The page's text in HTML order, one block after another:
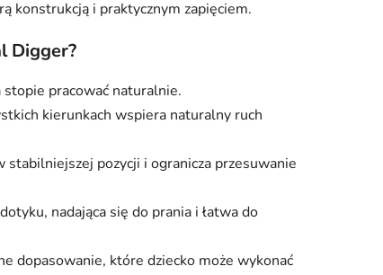
konstrukcją i praktycznym zapięciem.
Digger?
pracować naturalnie.
kierunkach wspiera naturalny ruch
stabilniejszej pozycji i ogranicza przesuwanie
nadająca się do prania i łatwa do
dopasowanie, które dziecko może wykonać